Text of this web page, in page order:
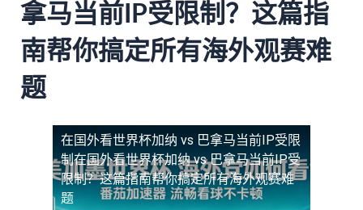
拿马当前IP受限制？这篇指
南帮你搞定所有海外观赛难
题
在国外看世界杯加纳 vs 巴拿马当前IP受限
制在国外看世界杯加纳 vs 巴拿马当前IP受
限制？这篇指南帮你搞定所有海外观赛难
题